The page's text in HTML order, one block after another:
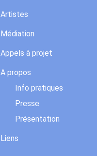
Artistes
Médiation
Appels à projet
A propos
Info pratiques
Presse
Présentation
Liens